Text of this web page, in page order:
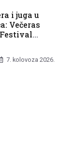
i juga u
Večeras
7. kolovoza 2026.